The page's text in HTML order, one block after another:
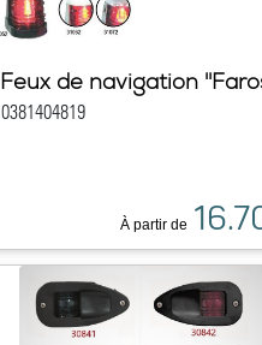
Feux de navigation
0381404819
À partir de